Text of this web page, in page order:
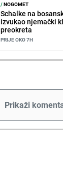
/NOGOMET
Schalke na
izvukao njemački
preokreta
PRIJE OKO 7H
Prikaži